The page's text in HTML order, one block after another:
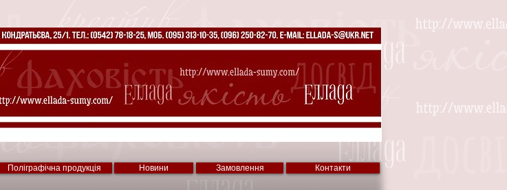
Поліграфічна продукція Новини Замовлення Контакти